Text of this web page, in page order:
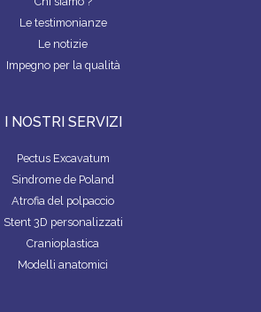
Le testimonianze
Le notizie
Impegno per la qualità
I NOSTRI SERVIZI
Pectus Excavatum
Sindrome de Poland
Atrofia del polpaccio
Stent 3D personalizzati
Cranioplastica
Modelli anatomici